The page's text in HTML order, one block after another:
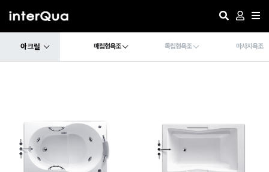
아크릴 매립형욕조 독립형욕조 마사지욕조